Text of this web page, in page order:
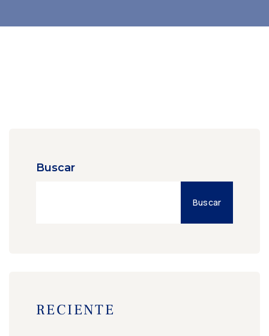
Buscar
Buscar
RECIENTE